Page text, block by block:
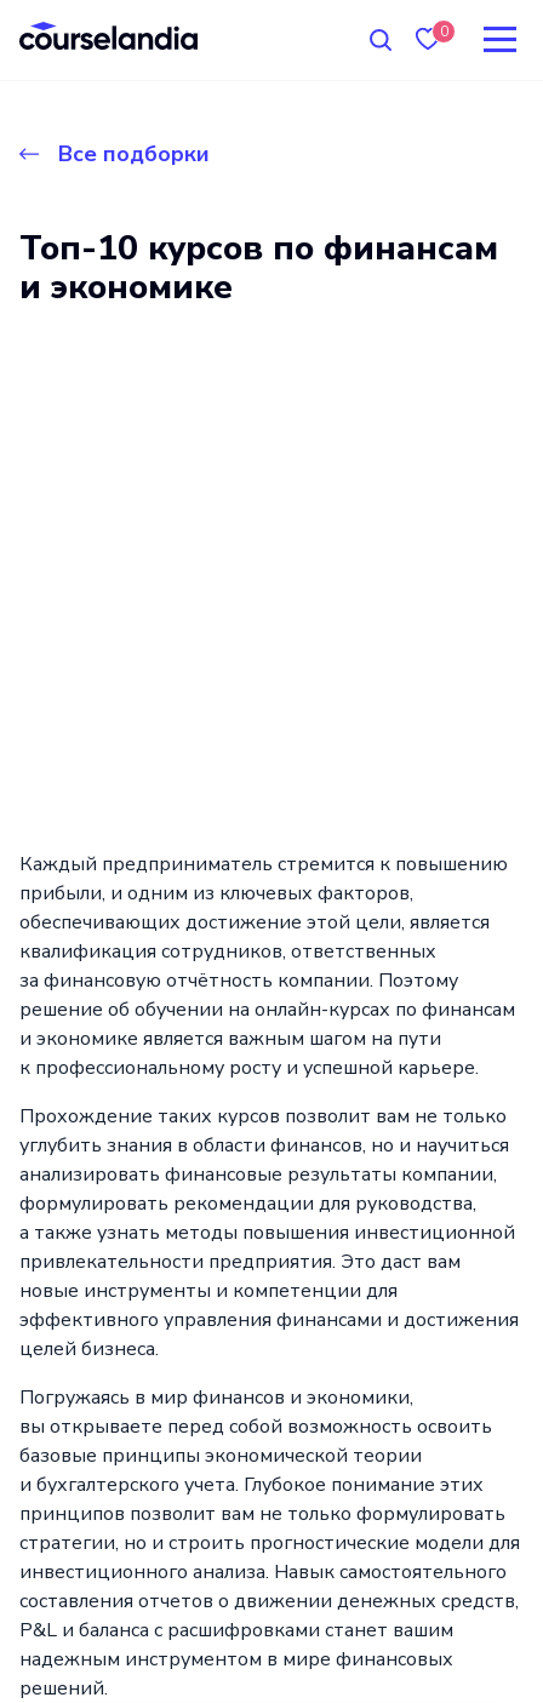
0
Все подборки
Топ-10 курсов по финансам
и экономике
Каждый предприниматель стремится к повышению
прибыли, и одним из ключевых факторов,
обеспечивающих достижение этой цели, является
квалификация сотрудников, ответственных
за финансовую отчётность компании. Поэтому
решение об обучении на онлайн-курсах по финансам
и экономике является важным шагом на пути
к профессиональному росту и успешной карьере.
Прохождение таких курсов позволит вам не только
углубить знания в области финансов, но и научиться
анализировать финансовые результаты компании,
формулировать рекомендации для руководства,
а также узнать методы повышения инвестиционной
привлекательности предприятия. Это даст вам
новые инструменты и компетенции для
эффективного управления финансами и достижения
целей бизнеса.
Погружаясь в мир финансов и экономики,
вы открываете перед собой возможность освоить
базовые принципы экономической теории
и бухгалтерского учета. Глубокое понимание этих
принципов позволит вам не только формулировать
стратегии, но и строить прогностические модели для
инвестиционного анализа. Навык самостоятельного
составления отчетов о движении денежных средств,
P&L и баланса с расшифровками станет вашим
надежным инструментом в мире финансовых
решений.